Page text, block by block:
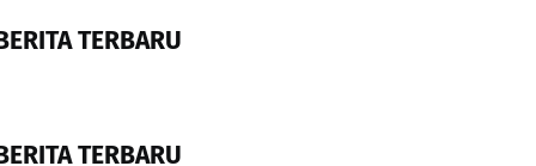
TERBARU
TERBARU